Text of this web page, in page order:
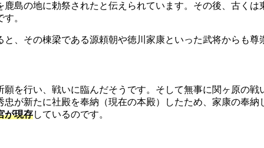
島の地に勅祭されたと伝えられています。その後、古く
。
、その棟梁である源頼朝や徳川家康といった武将からも
を行い、戦いに臨んだそうです。そして無事に関ヶ原の
が新たに社殿を奉納（現在の本殿）したため、家康の奉
が現存しているのです。